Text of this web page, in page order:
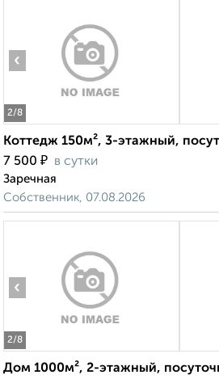
2/8
‹
Коттедж 150м², 3-этажный,
7 500 ₽ в сутки
Заречная
Собственник, 07.08.2026
2/8
‹
Дом 1000м², 2-этажный,